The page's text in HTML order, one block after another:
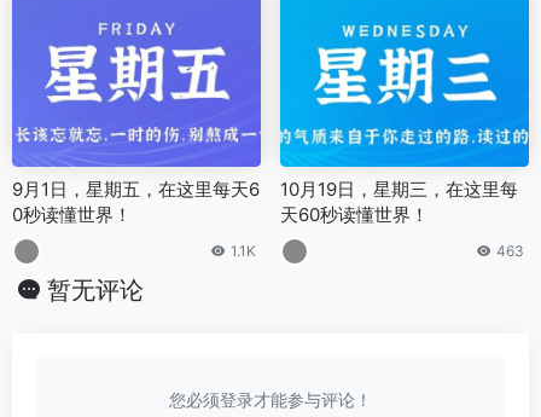
9月1日，星期五，在这里每天6
0秒读懂世界！
1.1K
10月19日，星期三，在这里每
天60秒读懂世界！
463
暂无评论
您必须登录才能参与评论！